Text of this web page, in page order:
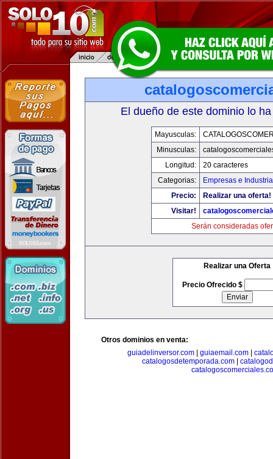
El dueño de este dominio lo
Mayusculas:
Minusculas:
Longitud:
20 caracteres
Categorias:
Empresas e
Precio:
Realizar una oferta!
Visitar!
Serán consideradas
Realizar una Oferta
Precio Ofrecido $
Otros dominios en venta:
guiadelinversor.com| guiaemail.com|
catalogosdetemporada.com|